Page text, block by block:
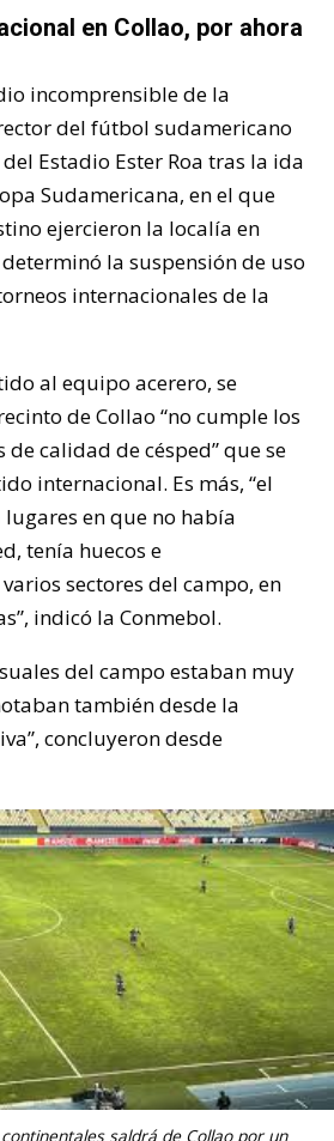
en Collao, por ahora
incomprensible de la
del fútbol sudamericano
Estadio Ester Roa tras la ida
Sudamericana, en el que
ejercieron la localía en
determinó la suspensión de uso
internacionales de la
al equipo acerero, se
de Collao “no cumple los
calidad de césped” que se
internacional. Es más, “el
en que no había
tenía huecos e
sectores del campo, en
indicó la Conmebol.
del campo estaban muy
también desde la
concluyeron desde
saldrá de Collao por un